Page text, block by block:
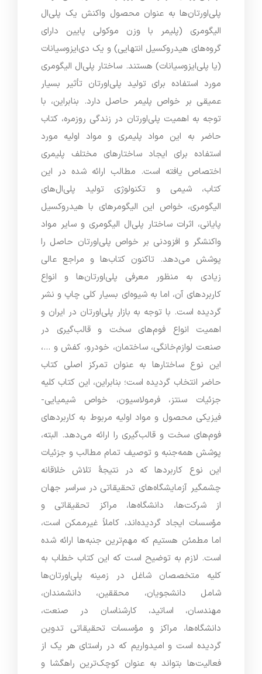
پلی‌اورتان‌ها به عنوان محصول واکنش یک پلی‌ال
الیگومری (پلیمر با وزن موکولی پایین دارای
گروه‌های هیدروکسیل انتهایی) و یک دی‌ایزوسیانات
(یا پلی‌ایزوسیانات) هستند. ساختار پلی‌ال الیگومری
مورد استفاده برای تولید پلی‌اورتان تأثیر بسیار
عمیقی بر خواص پلیمر حاصل دارد. بنابراین، با
توجه به اهمیت پلی‌اورتان در زندگی روزمره، کتاب
حاضر به این مواد پلیمری و مواد اولیه مورد
استفاده برای ایجاد ساختارهای مختلف پلیمری
اختصاص یافته است. مطالب ارائه شده در این
کتاب، شیمی و تکنولوژی تولید پلی‌ال‌های
الیگومری، خواص این الیگومرهای با هیدروکسیل
پایانی، اثرات ساختار پلی‌ال الیگومری و سایر مواد
واکنشگر و افزودنی بر خواص پلی‌اورتان حاصل را
پوشش می‌دهد. تاکنون کتاب‌ها و مراجع عالی
زیادی به منظور معرفی پلی‌اورتان‌ها و انواع
کاربردهای آن، اما به شیوه‌ای بسیار کلی چاپ و نشر
گردیده است. با توجه به بازار پلی‌اورتان در ایران و
اهمیت انواع فوم‌های سخت و قالب‌گیری در
صنعت لوازم‌خانگی، ساختمان، خودرو، کفش و …،
این نوع ساختارها به عنوان تمرکز اصلی کتاب
حاضر انتخاب گردیده است؛ بنابراین، این کتاب کلیه
جزئیات سنتز، فرمولاسیون، خواص شیمیایی-
فیزیکی محصول و مواد اولیه مربوط به کاربردهای
فوم‌های سخت و قالب‌گیری را ارائه می‌دهد. البته،
پوشش همه‌جنبه و توصیف تمام مطالب و جزئیات
این نوع کاربردها که در نتیجۀ تلاش خلاقانه
چشمگیر آزمایشگاه‌های تحقیقاتی در سراسر جهان
از شرکت‌ها، دانشگاه‌ها، مراکز تحقیقاتی و
مؤسسات ایجاد گردیده‌اند، کاملاً غیرممکن است،
اما مطمئن هستیم که مهم‌ترین جنبه‌ها ارائه شده
است. لازم به توضیح است که این کتاب خطاب به
کلیه متخصصان شاغل در زمینه پلی‌اورتان‌ها
شامل دانشجویان، محققین، دانشمندان،
مهندسان، اساتید، کارشناسان در صنعت،
دانشگاه‌ها، مراکز و مؤسسات تحقیقاتی تدوین
گردیده است و امیدواریم که در راستای هر یک از
فعالیت‌ها بتواند به عنوان کوچک‌ترین راهگشا و